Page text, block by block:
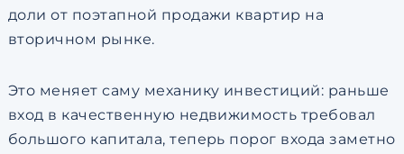
доли от поэтапной продажи квартир на
вторичном рынке.
Это меняет саму механику инвестиций: раньше
вход в качественную недвижимость требовал
большого капитала, теперь порог входа заметно